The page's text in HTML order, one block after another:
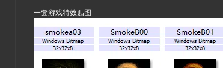
一套游戏特效贴图